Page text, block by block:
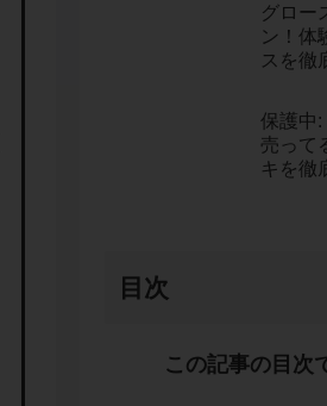
グロー
ン！体
スを徹
保護中
売って
キを徹
目次
この記事の目次